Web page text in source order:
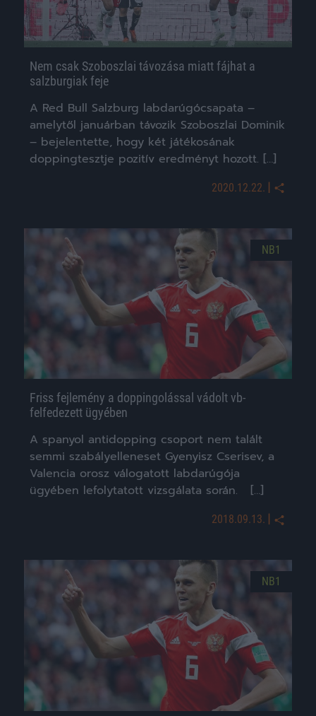
Nem csak Szoboszlai távozása miatt fájhat a
salzburgiak feje
A Red Bull Salzburg labdarúgócsapata –
amelytől januárban távozik Szoboszlai Dominik
– bejelentette, hogy két játékosának
doppingtesztje pozitív eredményt hozott. […]
2020.12.22. |
NB1
Friss fejlemény a doppingolással vádolt vb-
felfedezett ügyében
A spanyol antidopping csoport nem talált
semmi szabályelleneset Gyenyisz Cserisev, a
Valencia orosz válogatott labdarúgója
ügyében lefolytatott vizsgálata során. […]
2018.09.13. |
NB1